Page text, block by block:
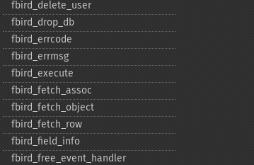
fbird_​delete_​user
fbird_​drop_​db
fbird_​errcode
fbird_​errmsg
fbird_​execute
fbird_​fetch_​assoc
fbird_​fetch_​object
fbird_​fetch_​row
fbird_​field_​info
fbird_​free_​event_​handler